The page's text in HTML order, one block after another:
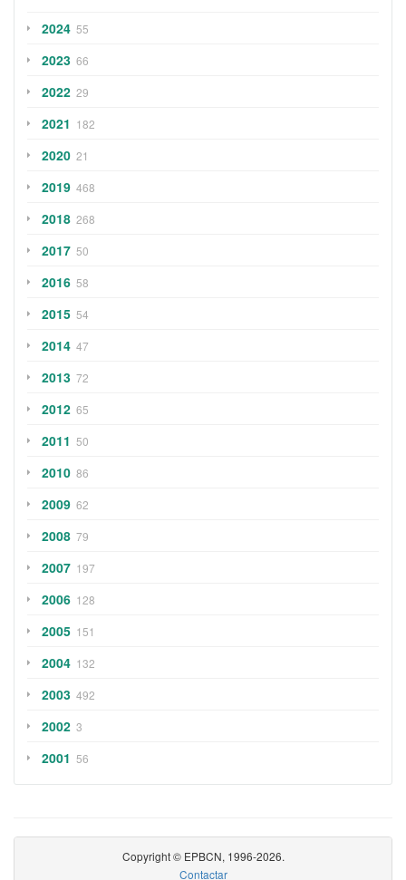
2024 55
2023 66
2022 29
2021 182
2020 21
2019 468
2018 268
2017 50
2016 58
2015 54
2014 47
2013 72
2012 65
2011 50
2010 86
2009 62
2008 79
2007 197
2006 128
2005 151
2004 132
2003 492
2002 3
2001 56
Copyright © EPBCN, 1996-2026.
Contactar